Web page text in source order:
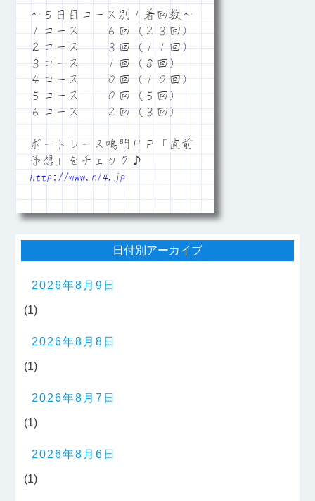
～５日目コース別１着回数～
１コース ６回（２３回）
２コース ３回（１１回）
３コース １回（８回）
４コース ０回（１０回）
５コース ０回（５回）
６コース ２回（３回）
ボートレース鳴門ＨＰ「直前
予想」をチェック♪
http://www.n14.jp
日付別アーカイブ
2026年8月9日
(1)
2026年8月8日
(1)
2026年8月7日
(1)
2026年8月6日
(1)